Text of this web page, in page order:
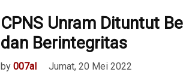
CPNS Unram Dituntut
dan Berintegritas
by 007al Jumat, 20 Mei 2022